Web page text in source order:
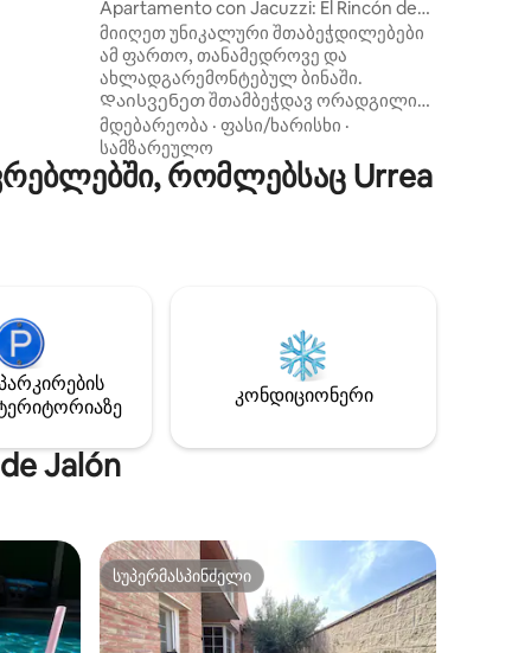
Apartamento con Jacuzzi: El Rincón de
las Delicias
მიიღეთ უნიკალური შთაბეჭდილებები
ამ ფართო, თანამედროვე და
ახლადგარემონტებულ ბინაში.
Დაისვენეთ შთამბეჭდავ ორადგილიან
ჯაკუზში, დატკბით ფართო
საძინებლით, მყუდრო მისაღები
ოთახითა და სამზარეულოთი, რომ
თავი ისე იგრძნოთ, როგორც საკუთარ
რაღაც 1 წუთის სავალზეა მერკადონა.
დაჯავშნეთ ახლავე და მიიღეთ
დაუვიწყარი სტუმრობის
შესაძლებლობა!
მდებარეობა · ფასი/ხარისხი ·
სამზარეულო
რომლებსაც Urrea
კონდიციონერი
Jalón
სუპერმასპინძელი
სუპერმასპინძელი